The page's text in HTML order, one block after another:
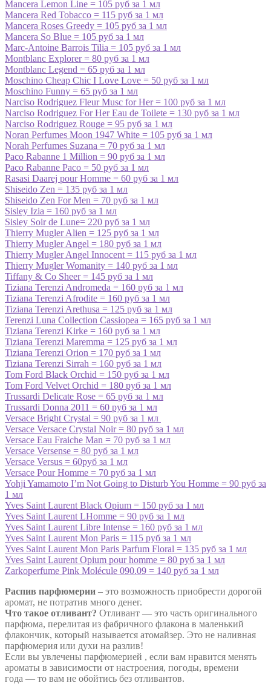
Mancera Lemon Line = 105 руб за 1 мл
Mancera Red Tobacco = 115 руб за 1 мл
Mancera Roses Greedy = 105 руб за 1 мл
Mancera So Blue = 105 руб за 1 мл
Marc-Antoine Barrois Tilia = 105 руб за 1 мл
Montblanc Explorer = 80 руб за 1 мл
Montblanc Legend = 65 руб за 1 мл
Moschino Cheap Chic I Love Love = 50 руб за 1 мл
Moschino Funny = 65 руб за 1 мл
Narciso Rodriguez Fleur Musc for Her = 100 руб за 1 мл
Narciso Rodriguez For Her Eau de Toilete = 130 руб за 1 мл
Narciso Rodriguez Rouge = 95 руб за 1 мл
Noran Perfumes Moon 1947 White = 105 руб за 1 мл
Norah Perfumes Suzana = 70 руб за 1 мл
Paco Rabanne 1 Million = 90 руб за 1 мл
Paco Rabanne Paco = 50 руб за 1 мл
Rasasi Daarej pour Homme = 60 руб за 1 мл
Shiseido Zen = 135 руб за 1 мл
Shiseido Zen For Men = 70 руб за 1 мл
Sisley Izia = 160 руб за 1 мл
Sisley Soir de Lune= 220 руб за 1 мл
Thierry Mugler Alien = 125 руб за 1 мл
Thierry Mugler Angel = 180 руб за 1 мл
Thierry Mugler Angel Innocent = 115 руб за 1 мл
Thierry Mugler Womanity = 140 руб за 1 мл
Tiffany & Co Sheer = 145 руб за 1 мл
Tiziana Terenzi Andromeda = 160 руб за 1 мл
Tiziana Terenzi Afrodite = 160 руб за 1 мл
Tiziana Terenzi Arethusa = 125 руб за 1 мл
Terenzi Luna Collection Cassiopea = 165 руб за 1 мл
Tiziana Terenzi Kirke = 160 руб за 1 мл
Tiziana Terenzi Maremma = 125 руб за 1 мл
Tiziana Terenzi Orion = 170 руб за 1 мл
Tiziana Terenzi Sirrah = 160 руб за 1 мл
Tom Ford Black Orchid = 150 руб за 1 мл
Tom Ford Velvet Orchid = 180 руб за 1 мл
Trussardi Delicate Rose = 65 руб за 1 мл
Trussardi Donna 2011 = 60 руб за 1 мл
Versace Bright Crystal = 90 руб за 1 мл
Versace Versace Crystal Noir = 80 руб за 1 мл
Versace Eau Fraiche Man = 70 руб за 1 мл
Versace Versense = 80 руб за 1 мл
Versace Versus = 60руб за 1 мл
Versace Pour Homme = 70 руб за 1 мл
Yohji Yamamoto I’m Not Going to Disturb You Homme = 90 руб за
1 мл
Yves Saint Laurent Black Opium = 150 руб за 1 мл
Yves Saint Laurent LHomme = 90 руб за 1 мл
Yves Saint Laurent Libre Intense = 160 руб за 1 мл
Yves Saint Laurent Mon Paris = 115 руб за 1 мл
Yves Saint Laurent Mon Paris Parfum Floral = 135 руб за 1 мл
Yves Saint Laurent Opium pour homme = 80 руб за 1 мл
Zarkoperfume Pink Molécule 090.09 = 140 руб за 1 мл
Распив парфюмерии – это возможность приобрести дорогой
аромат, не потратив много денег.
Что такое отливант? Отливант — это часть оригинального
парфюма, перелитая из фабричного флакона в маленький
флакончик, который называется атомайзер. Это не наливная
парфюмерия или духи на разлив!
Если вы увлечены парфюмерией , если вам нравится менять
ароматы в зависимости от настроения, погоды, времени
года — то вам не обойтись без отливантов.